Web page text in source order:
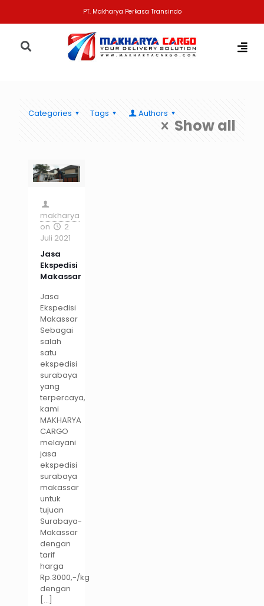
PT. Makharya Perkasa Transindo
Categories Tags Authors
Show all
makharya
on
2
Juli 2021
Jasa
Ekspedisi
Makassar
Jasa
Ekspedisi
Makassar
Sebagai
salah
satu
ekspedisi
surabaya
yang
terpercaya,
kami
MAKHARYA
CARGO
melayani
jasa
ekspedisi
surabaya
makassar
untuk
tujuan
Surabaya-
Makassar
dengan
tarif
harga
Rp.3000,-/kg
dengan
[…]